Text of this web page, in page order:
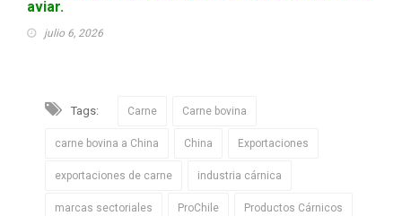
aviar.
julio 6, 2026
Tags: Carne Carne bovina
carne bovina a China China Exportaciones
exportaciones de carne industria cárnica
marcas sectoriales ProChile Productos Cárnicos